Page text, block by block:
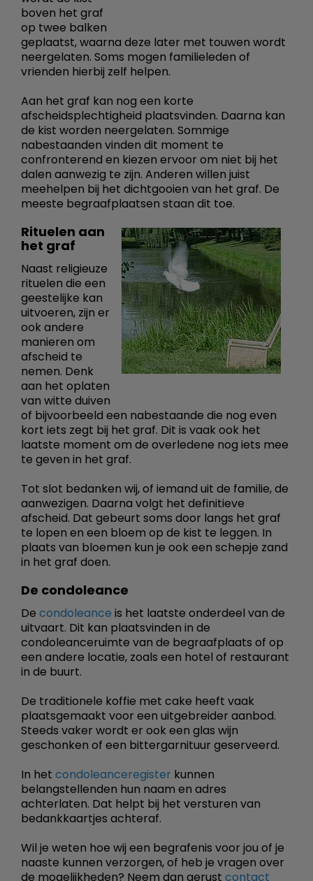
boven het graf
op twee balken
geplaatst, waarna deze later met touwen wordt
neergelaten. Soms mogen familieleden of
vrienden hierbij zelf helpen.
Aan het graf kan nog een korte
afscheidsplechtigheid plaatsvinden. Daarna kan
de kist worden neergelaten. Sommige
nabestaanden vinden dit moment te
confronterend en kiezen ervoor om niet bij het
dalen aanwezig te zijn. Anderen willen juist
meehelpen bij het dichtgooien van het graf. De
meeste begraafplaatsen staan dit toe.
Rituelen aan
het graf
Naast religieuze
rituelen die een
geestelijke kan
uitvoeren, zijn er
ook andere
manieren om
afscheid te
nemen. Denk
aan het oplaten
van witte duiven
of bijvoorbeeld een nabestaande die nog even
kort iets zegt bij het graf. Dit is vaak ook het
laatste moment om de overledene nog iets mee
te geven in het graf.
Tot slot bedanken wij, of iemand uit de familie, de
aanwezigen. Daarna volgt het definitieve
afscheid. Dat gebeurt soms door langs het graf
te lopen en een bloem op de kist te leggen. In
plaats van bloemen kun je ook een schepje zand
in het graf doen.
De condoleance
De condoleance is het laatste onderdeel van de
uitvaart. Dit kan plaatsvinden in de
condoleanceruimte van de begraafplaats of op
een andere locatie, zoals een hotel of restaurant
in de buurt.
De traditionele koffie met cake heeft vaak
plaatsgemaakt voor een uitgebreider aanbod.
Steeds vaker wordt er ook een glas wijn
geschonken of een bittergarnituur geserveerd.
In het condoleanceregister kunnen
belangstellenden hun naam en adres
achterlaten. Dat helpt bij het versturen van
bedankkaartjes achteraf.
Wil je weten hoe wij een begrafenis voor jou of je
naaste kunnen verzorgen, of heb je vragen over
de mogelijkheden? Neem dan gerust contact